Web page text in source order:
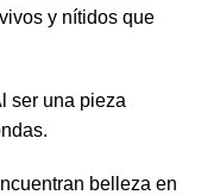
y nítidos que
ser una pieza
belleza en